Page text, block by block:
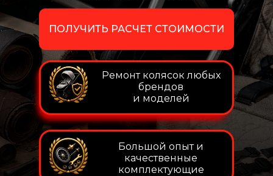
Ремонт колясок любых
брендов
и моделей
Большой опыт и
качественные
комплектующие
ПОЛУЧИТЬ РАСЧЕТ СТОИМОСТИ